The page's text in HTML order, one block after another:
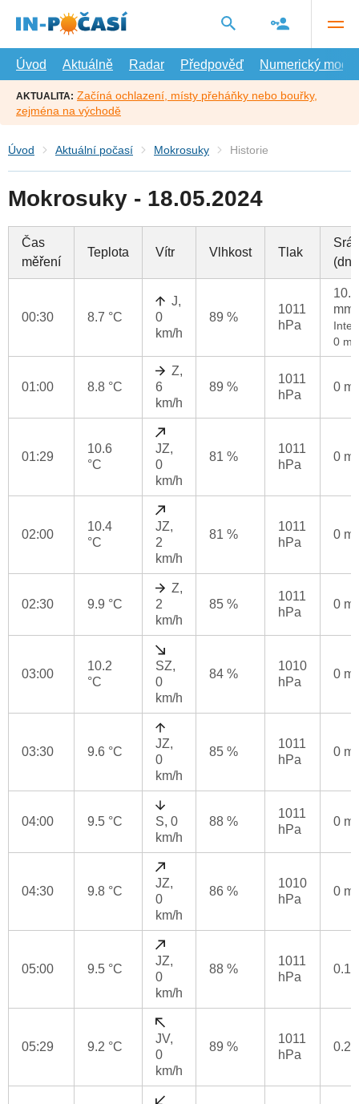
hlavní
Úvod
Aktuálně Radar Předpověď Numerický model
AKTUALITA: Začíná ochlazení, místy přeháňky nebo bouřky,
zejména na východě
Úvod Aktuální počasí Mokrosuky Historie
Mokrosuky - 18.05.2024
Čas
měření
Teplota Vítr Vlhkost Tlak
00:30 8.7 °C
J,
0
km/h
89 %
1011
hPa
10.4
mm
0
01:00 8.8 °C
Z,
6
km/h
89 %
1011
hPa
0
01:29
10.6
°C
JZ,
0
km/h
81 %
1011
hPa
0
02:00
10.4
°C
JZ,
2
km/h
81 %
1011
hPa
0
02:30 9.9 °C
Z,
2
km/h
85 %
1011
hPa
0
03:00
10.2
°C
SZ,
0
km/h
84 %
1010
hPa
0
03:30 9.6 °C
JZ,
0
km/h
85 %
1011
hPa
0
04:00 9.5 °C
S, 0
km/h
88 %
1011
hPa
0
04:30 9.8 °C
JZ,
0
km/h
86 %
1010
hPa
0
05:00 9.5 °C
JZ,
0
km/h
88 %
1011
hPa
0.1
05:29 9.2 °C
JV,
0
km/h
89 %
1011
hPa
0.2